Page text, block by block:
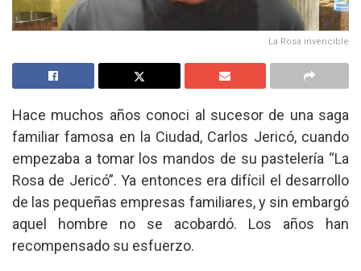
La Rosa invencible
Hace muchos años conoci al sucesor de una saga
familiar famosa en la Ciudad, Carlos Jericó, cuando
empezaba a tomar los mandos de su pastelería “La
Rosa de Jericó”. Ya entonces era difícil el desarrollo
de las pequeñas empresas familiares, y sin embargó
aquel hombre no se acobardó. Los años han
recompensado su esfuerzo.